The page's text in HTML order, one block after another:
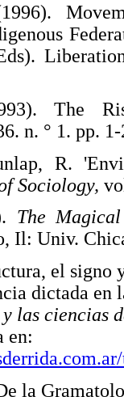
The
n. ° 1.
R.
Sociology,
The
Il: Univ.
el signo
dictada en
las ciencias
en:
De la